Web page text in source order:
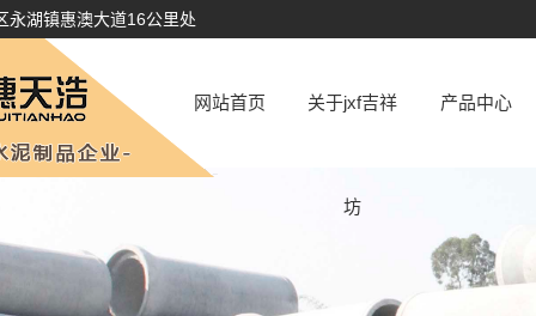
永湖镇惠澳大道16公里处
网站首页 关于jxf吉祥
坊
厂容厂貌
产品中心
涵管